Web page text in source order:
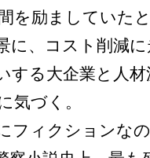
を励ましていた
に、コスト削減
する大企業と人
気づく。
フィクションな